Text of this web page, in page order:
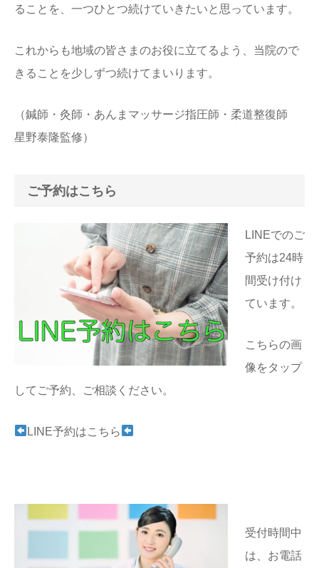
ることを、一つひとつ続けていきたいと思っています。
これからも地域の皆さまのお役に立てるよう、当院ので
きることを少しずつ続けてまいります。
（鍼師・灸師・あんまマッサージ指圧師・柔道整復師
星野泰隆監修）
ご予約はこちら
LINEでのご
予約は24時
間受け付け
ています。
こちらの画
像をタップ
してご予約、ご相談ください。
LINE予約はこちら
受付時間中
は、お電話